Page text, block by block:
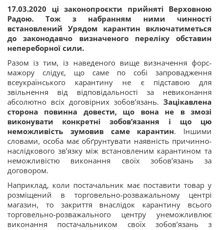
17.03.2020 ці законопроєкти прийняті Верховною
Радою. Тож з набранням ними чинності
встановлений Урядом карантин включатиметься
до законодавчо визначеного переліку обставин
непереборної сили.
Разом із тим, із наведеного вище визначення форс-
мажору слідує, що саме по собі запровадження
всеукраїнського карантину не є підставою для
звільнення від відповідальності за невиконання
абсолютно всіх договірних зобов’язань. Зацікавлена
сторона повинна довести, що вона не в змозі
виконувати конкретні зобов’язання і що цю
неможливість зумовив саме карантин. Іншими
словами, особа має обґрунтувати наявність причинно-
наслідкового зв’язку між встановленим карантином та
неможливістю виконання своїх зобов’язань за
договором.
Наприклад, коли постачальник має поставити товар у
розміщений в торговельно-розважальному центрі
магазин, то закриття внаслідок карантину всього
торговельно-розважального центру унеможливлює
виконання постачальником своїх зобов’язань з